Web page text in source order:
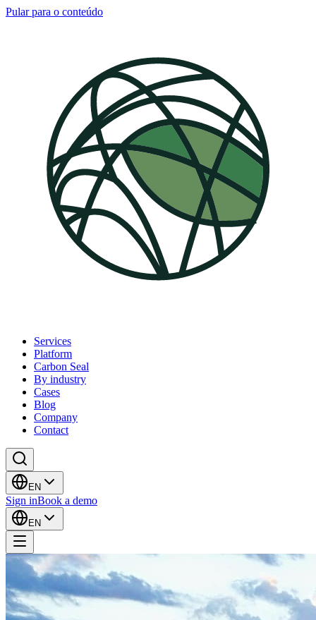
Pular para o conteúdo
Services
Platform
Carbon Seal
By industry
Cases
Blog
Company
Contact
EN
Sign inBook a demo
EN